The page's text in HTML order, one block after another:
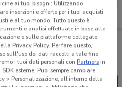
sempre con te!
offerte dei negozi vicino a te,
tua lista del risparmio, comodamente
SCARICA L’APP
ai tuoi bisogni: Utilizzando
inserzioni e offerte per i tuoi acquisti
e al tuo mondo. Tutto questo è
e analisi effettuate in base alle
e sulle piattaforme collegate,
Privacy Policy. Per fare questo,
sull'uso dei dati raccolti a tale fine.
i tuoi dati personali conPartnersin
esterne. Puoi sempre cambiare
> Personalizzazione, all’interno della